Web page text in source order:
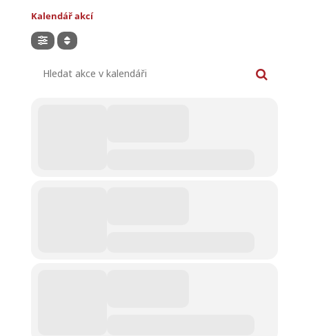
Kalendář akcí